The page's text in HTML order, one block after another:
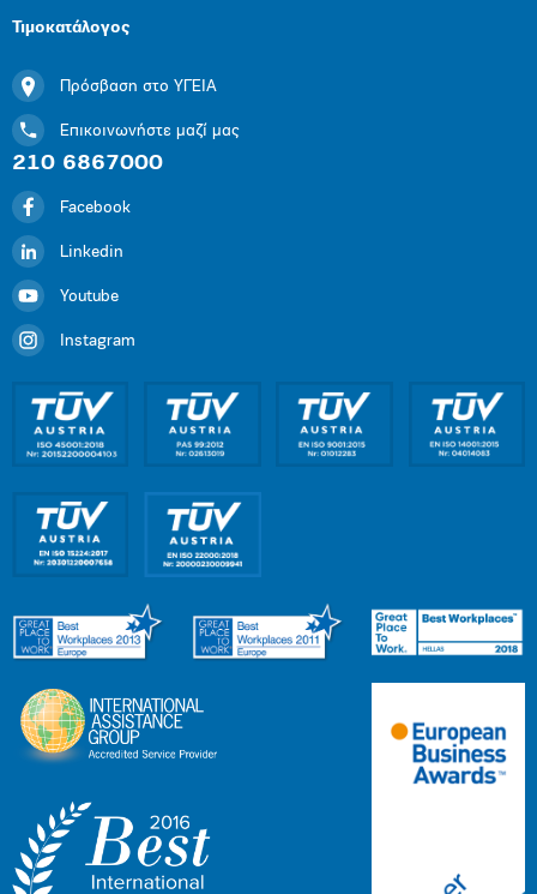
Τιμοκατάλογος
Πρόσβαση στο ΥΓΕΙΑ
Επικοινωνήστε μαζί μας
210 6867000
Facebook
Linkedin
Youtube
Instagram